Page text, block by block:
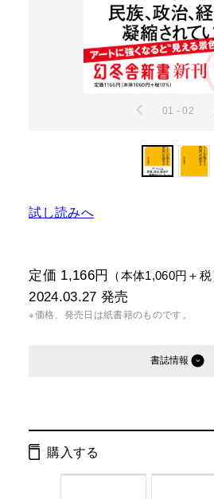
01 - 02
試し読みへ
定価 1,166円 （本体1,060円＋税
2024.03.27 発売
※価格、発売日は紙書籍のものです。
書誌情報
購入する